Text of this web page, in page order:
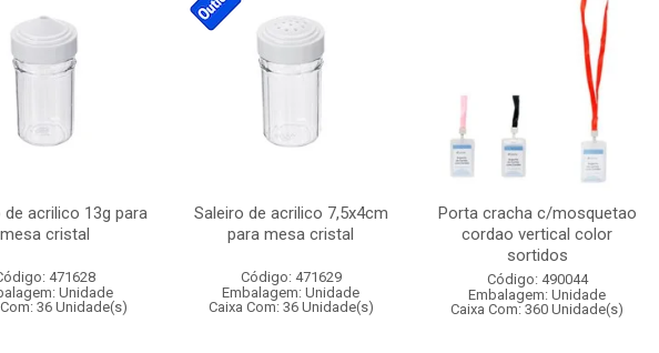
de acrilico 13g para
mesa cristal
471628
Unidade
36 Unidade(s)
Saleiro de acrilico 7,5x4cm
para mesa cristal
Código: 471629
Embalagem: Unidade
Caixa Com: 36 Unidade(s)
Porta cracha c/mosquetao
cordao vertical color
sortidos
Código: 490044
Embalagem: Unidade
Caixa Com: 360 Unidade(s)